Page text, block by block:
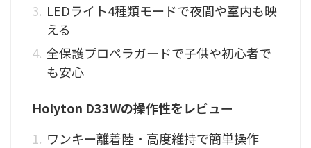
LEDライト4種類モードで夜間や室内も映
える
全保護プロペラガードで子供や初心者で
も安心
Holyton D33Wの操作性をレビュー
ワンキー離着陸・高度維持で簡単操作